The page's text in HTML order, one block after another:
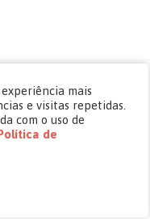
mais
e visitas repetidas.
com o uso de
de